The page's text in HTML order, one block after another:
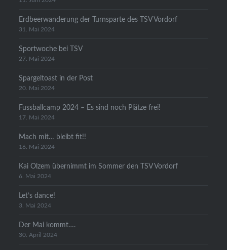
Erdbeerwanderung der Turnsparte des TSV Vordorf
31. Mai 2024
Sportwoche bei TSV
27. Mai 2024
Spargeltoast in der Post
20. Mai 2024
Fussballcamp 2024 – Es sind noch Plätze frei!
17. Mai 2024
Mach mit… bleibt fit!!
16. Mai 2024
Kai Olzem übernimmt im Sommer den TSV Vordorf
6. Mai 2024
Let’s dance!
3. Mai 2024
Der Mai kommt….
30. April 2024